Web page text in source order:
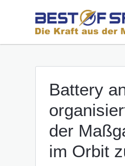
Battery
der
im Orbit